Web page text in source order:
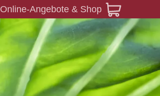
Online-Angebote & Shop